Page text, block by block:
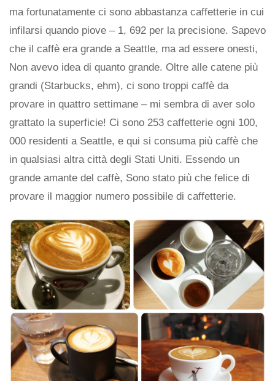
ma fortunatamente ci sono abbastanza caffetterie in cui
infilarsi quando piove – 1, 692 per la precisione. Sapevo
che il caffè era grande a Seattle, ma ad essere onesti,
Non avevo idea di quanto grande. Oltre alle catene più
grandi (Starbucks, ehm), ci sono troppi caffè da
provare in quattro settimane – mi sembra di aver solo
grattato la superficie! Ci sono 253 caffetterie ogni 100,
000 residenti a Seattle, e qui si consuma più caffè che
in qualsiasi altra città degli Stati Uniti. Essendo un
grande amante del caffè, Sono stato più che felice di
provare il maggior numero possibile di caffetterie.